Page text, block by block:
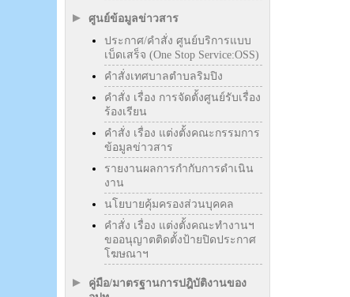
ศูนย์ข้อมูลข่าวสาร
ประกาศ/คำสั่ง ศูนย์บริการแบบ
เบ็ดเสร็จ (One Stop Service:OSS)
คำสั่งเทศบาลตำบลริมปิง
คำสั่ง เรื่อง การจัดตั้งศูนย์รับเรื่อง
ร้องเรียน
คำสั่ง เรื่อง แต่งตั้งคณะกรรมการ
ข้อมูลข่าวสาร
รายงานผลการกำกับการดำเนิน
งาน
นโยบายคุ้มครองส่วนบุคคล
คำสั่ง เรื่อง แต่งตั้งคณะทำงานฯ
ขออนุญาตติดตั้งป้ายปิดประกาศ
โฆษณาฯ
คู่มือ/มาตรฐานการปฎิบัติงานของ